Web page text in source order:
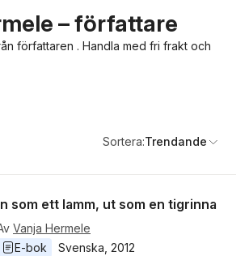
– författare
författaren . Handla med fri frakt och
Sortera:Trendande
som ett lamm, ut som en tigrinna
Vanja Hermele
E-bok
Svenska 2012